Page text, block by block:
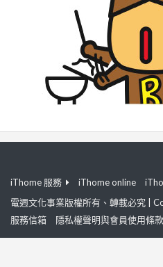
iThome 服務 iThome online
電週文化事業版權所有、轉載必究 |
服務信箱
隱私權聲明與會員使用條款